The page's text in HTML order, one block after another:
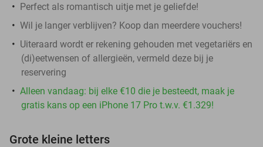
Perfect als romantisch uitje met je geliefde!
Wil je langer verblijven? Koop dan meerdere vouchers!
Uiteraard wordt er rekening gehouden met vegetariërs en
(di)eetwensen of allergieën, vermeld deze bij je
reservering
Alleen vandaag: bij elke €10 die je besteedt, maak je
gratis kans op een iPhone 17 Pro t.w.v. €1.329!
Grote kleine letters